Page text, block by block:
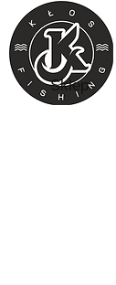
Sklep